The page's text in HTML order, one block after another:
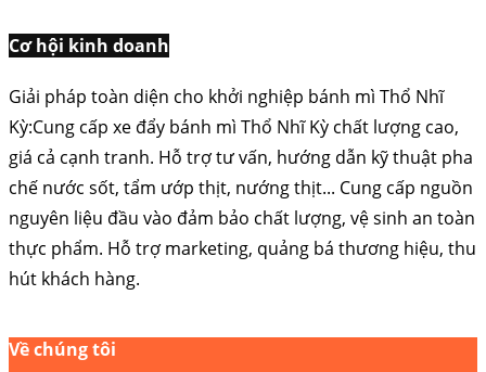
Cơ hội kinh doanh
Giải pháp toàn diện cho khởi nghiệp bánh mì Thổ Nhĩ
Kỳ:Cung cấp xe đẩy bánh mì Thổ Nhĩ Kỳ chất lượng cao,
giá cả cạnh tranh. Hỗ trợ tư vấn, hướng dẫn kỹ thuật pha
chế nước sốt, tẩm ướp thịt, nướng thịt... Cung cấp nguồn
nguyên liệu đầu vào đảm bảo chất lượng, vệ sinh an toàn
thực phẩm. Hỗ trợ marketing, quảng bá thương hiệu, thu
hút khách hàng.
Về chúng tôi